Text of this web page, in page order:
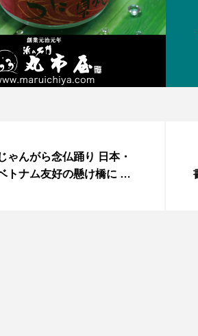
ゃんがら念仏踊り 日本・
トナム友好の懸け橋に 現